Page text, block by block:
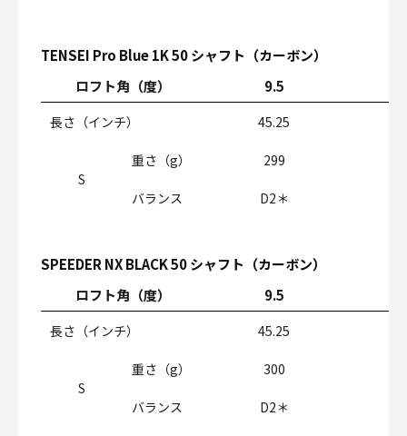
TENSEI Pro Blue 1K 50 シャフト（カーボン）
ロフト角（度）
9.5
長さ（インチ） 45.25
S
重さ（g） 299
バランス D2＊
SPEEDER NX BLACK 50 シャフト（カーボン）
ロフト角（度）
9.5
長さ（インチ） 45.25
S
重さ（g） 300
バランス D2＊